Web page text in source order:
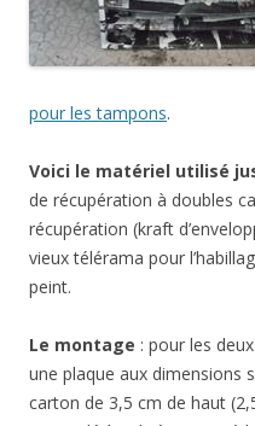
pour les tampons.
Voici le matériel utilisé
de récupération à doubles
récupération (kraft
vieux télérama pour
peint.
Le montage : pour les
une plaque aux dimensions
carton de 3,5 cm de haut